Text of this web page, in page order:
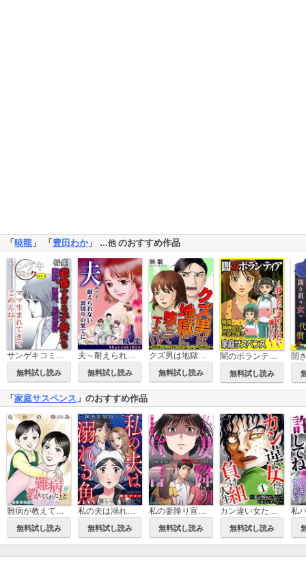
「 暁龍 」 「 豊田わか」 …他のおすすめ作品
サンゲキコミックvol.3～悲惨すぎる子供たち
無料試し読み
夫～耐えられない裏切りの果てに～【単話版】
無料試し読み
クズ男は地獄に堕ちて下さい！～慰謝料だけじゃ済まさないモラハラへの復讐！～
無料試し読み
闇のボランティア～得したい・認められたい・施したい～
無料試し読み
「 家庭サスペンス 」のおすすめ作品
難病が教えてくれたこと ～あなたの身近にいる闘病者たち～
無料試し読み
私の夫は溺れる魚～雑魚を寝取って嬉しいですか？～
無料試し読み
私の妻降り宣言～見下し夫に最高の修羅場を!!～
無料試し読み
カン違い女たちの負け組人生～私が惨めだなんておかしいだろ！～
無料試し読み